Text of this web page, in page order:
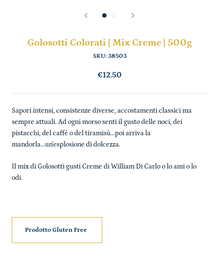
Golosotti Colorati | Mix Creme | 500g
SKU: 38503
€12.50
Sapori intensi, consistenze diverse, accostamenti classici ma
sempre attuali. Ad ogni morso senti il gusto delle noci, dei
pistacchi, del caffé o del tiramisù...poi arriva la
mandorla...un'esplosione di dolcezza.
Il mix di Golosotti gusti Creme di William Di Carlo o lo ami o lo
odi.
Prodotto Gluten Free